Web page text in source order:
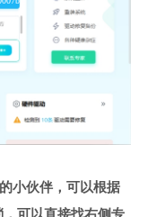
小伙伴，可以根据